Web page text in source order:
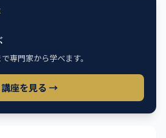
専門家から学べます。
講座を見る →